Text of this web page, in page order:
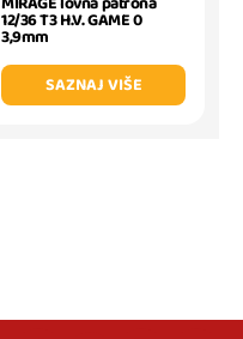
12/36 T3 H.V. GAME 0
3,9mm
SAZNAJ VIŠE